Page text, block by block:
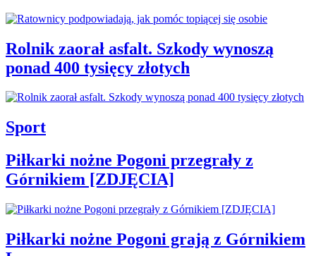
Rolnik zaorał asfalt. Szkody wynoszą
ponad 400 tysięcy złotych
Sport
Piłkarki nożne Pogoni przegrały z
Górnikiem [ZDJĘCIA]
Piłkarki nożne Pogoni grają z Górnikiem